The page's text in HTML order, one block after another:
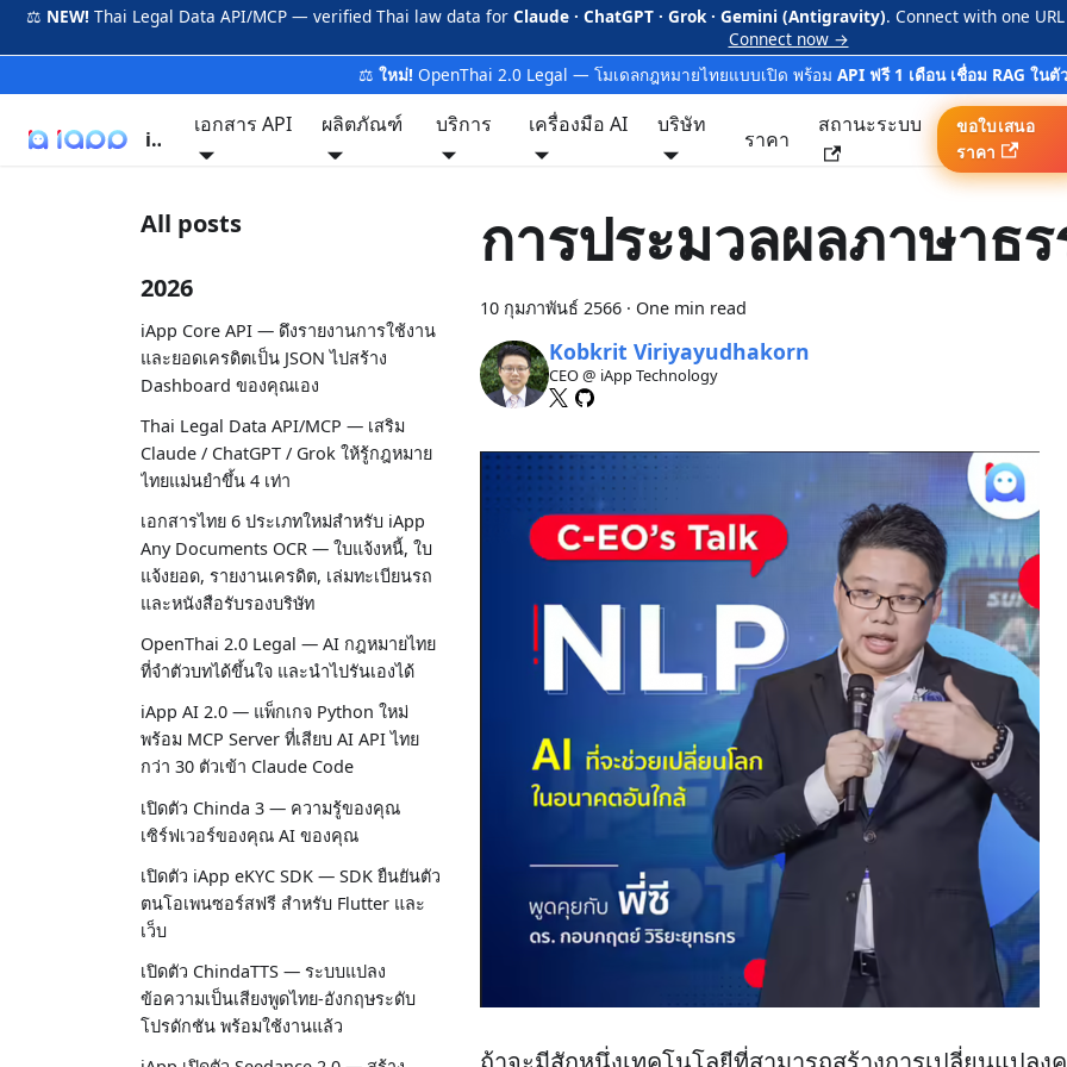
⚖️ NEW! Thai Legal Data API/MCP — verified Thai law data for Claude · ChatGPT · Grok · Gemini (Antigravity). Connect with one
Connect now →
⚖️ ใหม่! OpenThai 2.0 Legal — โมเดลกฎหมายไทยแบบเปิด พร้อม API ฟรี 1 เดือน เชื่อม RAG ในตั
iApp
เอกสาร API ผลิตภัณฑ์ บริการ เครื่องมือ AI บริษัท
ราคา
สถานะระบบ
ขอใบเสนอ
ราคา
All posts
2026
iApp Core API — ดึงรายงานการใช้งาน
และยอดเครดิตเป็น JSON ไปสร้าง
Dashboard ของคุณเอง
Thai Legal Data API/MCP — เสริม
Claude / ChatGPT / Grok ให้รู้กฎหมาย
ไทยแม่นยำขึ้น 4 เท่า
เอกสารไทย 6 ประเภทใหม่สำหรับ iApp
Any Documents OCR — ใบแจ้งหนี้, ใบ
แจ้งยอด, รายงานเครดิต, เล่มทะเบียนรถ
และหนังสือรับรองบริษัท
OpenThai 2.0 Legal — AI กฎหมายไทย
ที่จำตัวบทได้ขึ้นใจ และนำไปรันเองได้
iApp AI 2.0 — แพ็กเกจ Python ใหม่
พร้อม MCP Server ที่เสียบ AI API ไทย
กว่า 30 ตัวเข้า Claude Code
เปิดตัว Chinda 3 — ความรู้ของคุณ
เซิร์ฟเวอร์ของคุณ AI ของคุณ
เปิดตัว iApp eKYC SDK — SDK ยืนยันตัว
ตนโอเพนซอร์สฟรี สำหรับ Flutter และ
เว็บ
เปิดตัว ChindaTTS — ระบบแปลง
ข้อความเป็นเสียงพูดไทย-อังกฤษระดับ
โปรดักชัน พร้อมใช้งานแล้ว
การประมวลผลภาษาธ
10 กุมภาพันธ์ 2566 · One min read
Kobkrit Viriyayudhakorn
CEO @ iApp Technology